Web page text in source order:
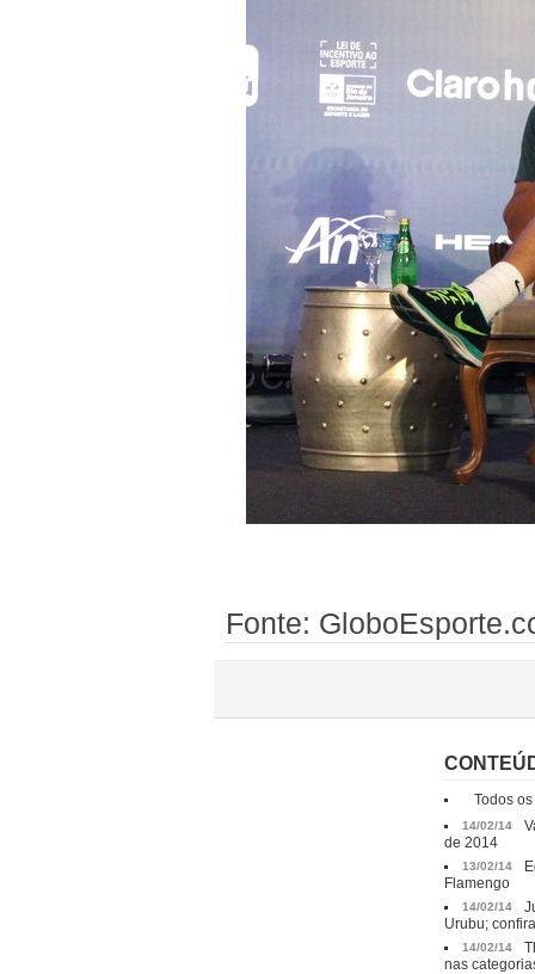
Fonte:
Todos
14/02/14
de 2014
13/02/14
Flamengo
14/02/14
Urubu;
14/02/14
nas